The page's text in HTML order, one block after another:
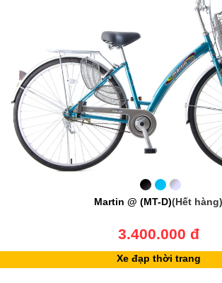
Martin @ (MT-D)(Hết hàng)
3.400.000 đ
Xe đạp thời trang